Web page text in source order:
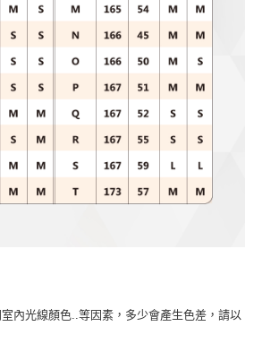
內光線顏色..等因素，多少會產生色差，請以